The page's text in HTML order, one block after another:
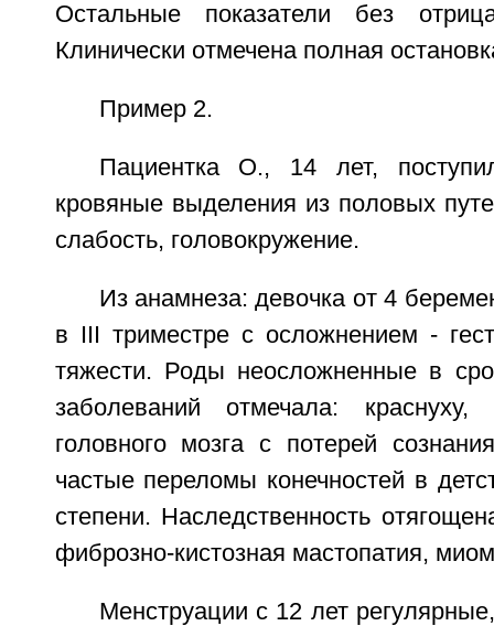
Остальные показатели без
Клинически отмечена полная
Пример 2.
Пациентка О., 14 лет,
кровяные выделения из половых
слабость, головокружение.
Из анамнеза: девочка от 4
в III триместре с осложнением -
тяжести. Роды неосложненные в
заболеваний отмечала:
головного мозга с потерей
частые переломы конечностей в
степени. Наследственность
фиброзно-кистозная мастопатия,
Менструации с 12 лет